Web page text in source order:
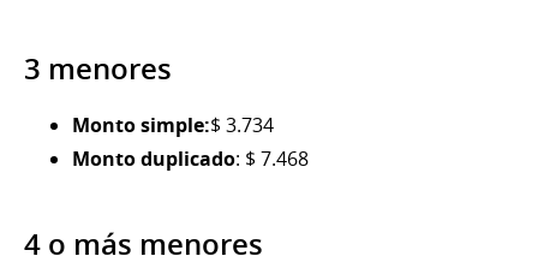
3 menores
Monto simple:$ 3.734
Monto duplicado: $ 7.468
4 o más menores